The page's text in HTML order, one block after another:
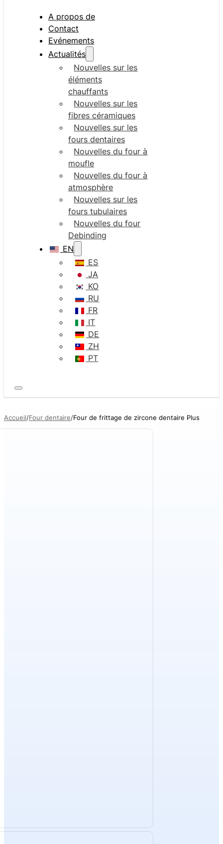
A propos de
Contact
Evénements
Actualités
Nouvelles sur les
éléments
chauffants
Nouvelles sur les
fibres céramiques
Nouvelles sur les
fours dentaires
Nouvelles du four à
moufle
Nouvelles du four à
atmosphère
Nouvelles sur les
fours tubulaires
Nouvelles du four
Debinding
EN
ES
JA
KO
RU
FR
IT
DE
ZH
PT
Accueil Four dentaire Four de frittage de zircone dentaire Plus